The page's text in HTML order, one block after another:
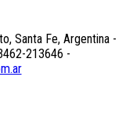
Santa Fe, Argentina -
213646 -